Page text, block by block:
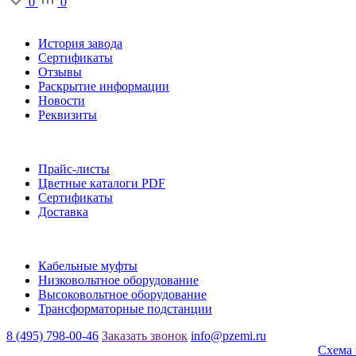
История завода
Сертификаты
Отзывы
Раскрытие информации
Новости
Реквизиты
Прайс-листы
Цветные каталоги PDF
Сертификаты
Доставка
Кабельные муфты
Низковольтное оборудование
Высоковольтное оборудование
Трансформаторные подстанции
8 (495) 798-00-46 Заказать звонок info@pzemi.ru
Схема